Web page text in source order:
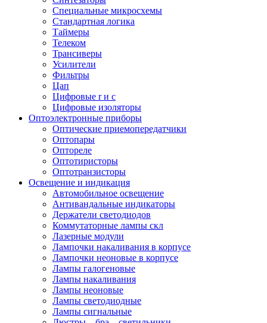
Специальные микросхемы
Стандартная логика
Таймеры
Телеком
Трансиверы
Усилители
Фильтры
Цап
Цифровые r и c
Цифровые изоляторы
Оптоэлектронные приборы
Оптические приемопередатчики
Оптопары
Оптореле
Оптотиристоры
Оптотранзисторы
Освещение и индикация
Автомобильное освещение
Антивандальные индикаторы
Держатели светодиодов
Коммутаторные лампы скл
Лазерные модули
Лампочки накаливания в корпусе
Лампочки неоновые в корпусе
Лампы галогеновые
Лампы накаливания
Лампы неоновые
Лампы светодиодные
Лампы сигнальные